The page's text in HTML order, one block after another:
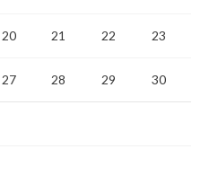
20 21 22 23
27 28 29 30